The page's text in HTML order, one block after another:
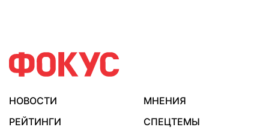
НОВОСТИ
МНЕНИЯ
РЕЙТИНГИ
СПЕЦТЕМЫ